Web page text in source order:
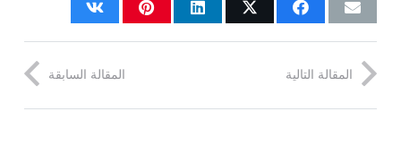
المقالة السابقة المقالة التالية